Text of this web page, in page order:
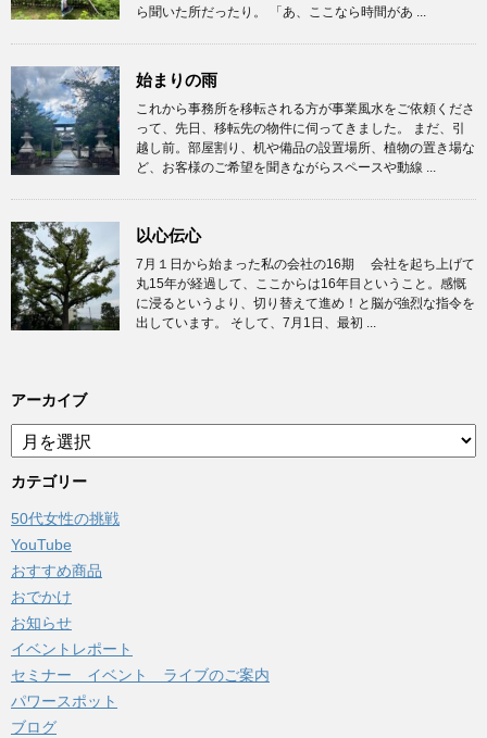
ら聞いた所だったり。 「あ、ここなら時間があ ...
始まりの雨
これから事務所を移転される方が事業風水をご依頼くださ
って、先日、移転先の物件に伺ってきました。 まだ、引
越し前。部屋割り、机や備品の設置場所、植物の置き場な
ど、お客様のご希望を聞きながらスペースや動線 ...
以心伝心
7月１日から始まった私の会社の16期 会社を起ち上げて
丸15年が経過して、ここからは16年目ということ。感慨
に浸るというより、切り替えて進め！と脳が強烈な指令を
出しています。 そして、7月1日、最初 ...
アーカイブ
ア
ー
カ
ブ
カテゴリー
50代女性の挑戦
YouTube
おすすめ商品
おでかけ
お知らせ
イベントレポート
セミナー イベント ライブのご案内
パワースポット
ブログ